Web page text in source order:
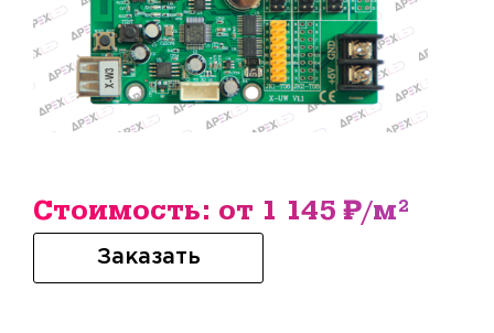
Стоимость: от 1 145 ₽/м²
Заказать